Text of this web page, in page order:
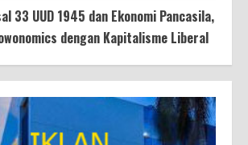
33 UUD 1945 dan Ekonomi Pancasila,
dengan Kapitalisme Liberal